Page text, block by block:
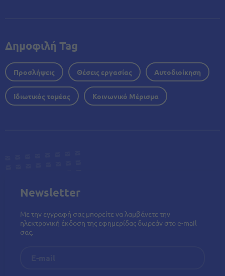
Δημοφιλή Tag
Προσλήψεις Θέσεις εργασίας Αυτοδιοίκηση
Ιδιωτικός τομέας Κοινωνικό Μέρισμα
Newsletter
Με την εγγραφή σας μπορείτε να λαμβάνετε την
ηλεκτρονική έκδοση της εφημερίδας δωρεάν στο e-mail
σας.